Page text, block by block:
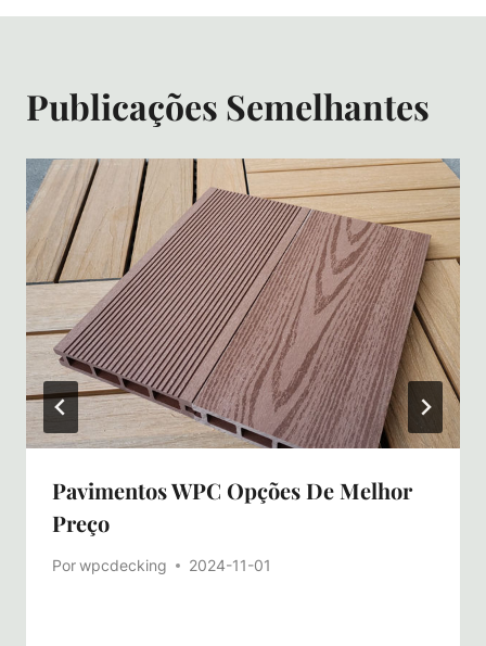
Publicações Semelhantes
Pavimentos WPC Opções De Melhor
Preço
Porwpcdecking 2024-11-01